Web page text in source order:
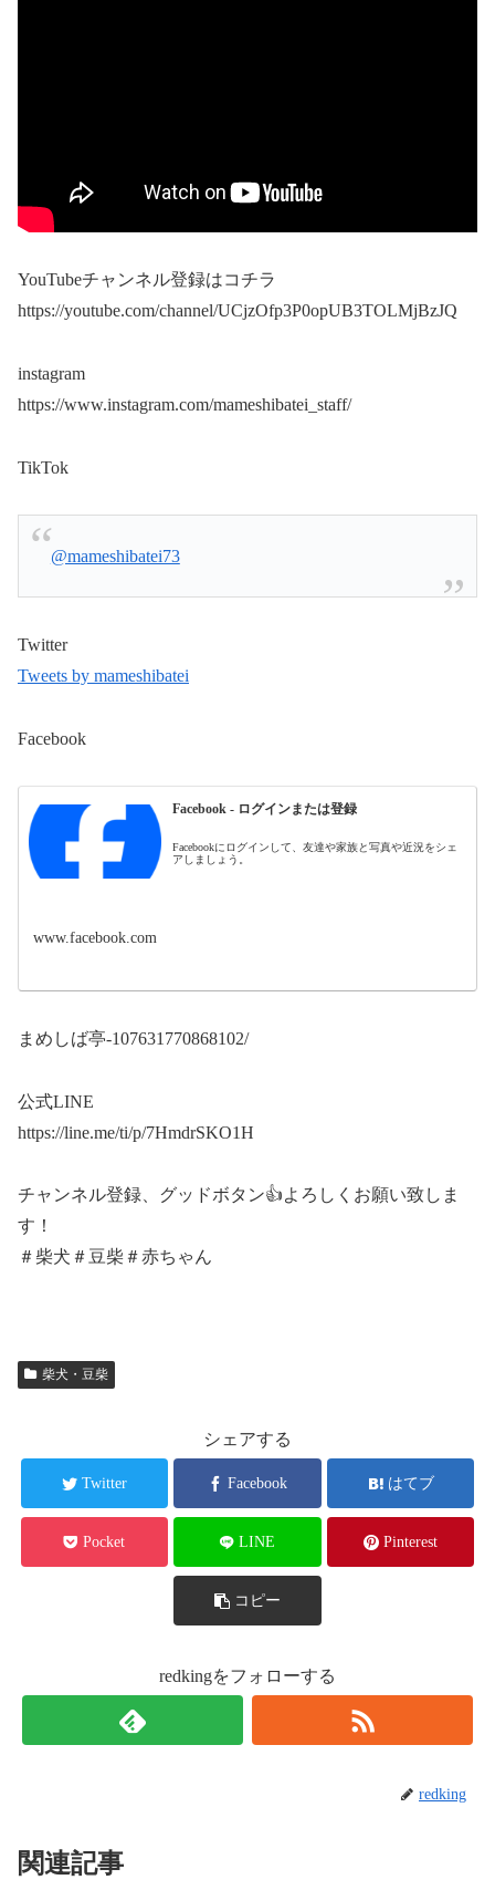
YouTubeチャンネル登録はコチラ
https://youtube.com/channel/UCjzOfp3P0opUB3TOLMjBzJQ
instagram
https://www.instagram.com/mameshibatei_staff/
TikTok
@mameshibatei73
Twitter
Tweets by mameshibatei
Facebook
Facebook - ログインまたは登録
Facebookにログインして、友達や家族と写真や近況をシェ
アしましょう。
www.facebook.com
まめしば亭-107631770868102/
公式LINE
https://line.me/ti/p/7HmdrSKO1H
チャンネル登録、グッドボタン👍よろしくお願い致しま
す！
＃柴犬＃豆柴＃赤ちゃん
柴犬・豆柴
シェアする
Twitter Facebook はてブ
Pocket LINE Pinterest
コピー
redkingをフォローする
redking
関連記事